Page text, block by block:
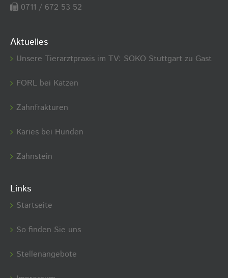
0711 / 672 53 52
Aktuelles
Unsere Tierarztpraxis im TV: SOKO Stuttgart zu Gast
FORL bei Katzen
Zahnfrakturen
Karies bei Hunden
Zahnstein
Links
Startseite
So finden Sie uns
Stellenangebote